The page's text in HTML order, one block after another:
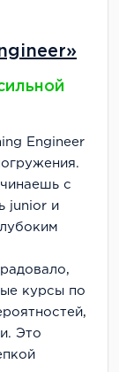
Engineer
с
junior и
курсы по
Это